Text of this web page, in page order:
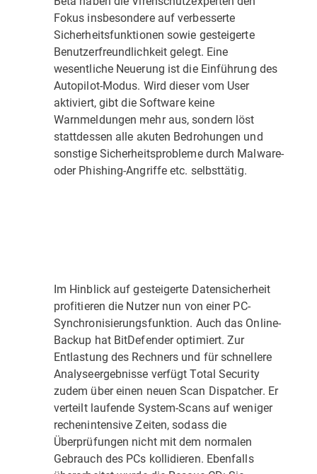
Fokus insbesondere auf verbesserte
Sicherheits­funktionen sowie gesteigerte
Benutzerfreundlichkeit gelegt. Eine
wesentliche Neuerung ist die Einführung des
Autopilot-Modus. Wird dieser vom User
aktiviert, gibt die Software keine
Warnmeldungen mehr aus, sondern löst
stattdessen alle akuten Bedrohungen und
sonstige Sicherheitsprobleme durch Malware-
oder Phishing-Angriffe etc. selbsttätig.
Im Hinblick auf gesteigerte Datensicherheit
profitieren die Nutzer nun von einer PC-
Synchronisierungsfunktion. Auch das Online-
Backup hat BitDefender optimiert. Zur
Entlastung des Rechners und für schnellere
Analyseergebnisse verfügt Total Security
zudem über einen neuen Scan Dispatcher. Er
verteilt laufende System-Scans auf weniger
rechenintensive Zeiten, sodass die
Überprüfungen nicht mit dem normalen
Gebrauch des PCs kollidieren. Ebenfalls